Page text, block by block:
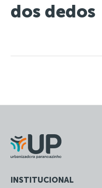
dos dedos
INSTITUCIONAL